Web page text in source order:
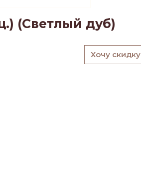
(Светлый дуб)
Хочу скидку